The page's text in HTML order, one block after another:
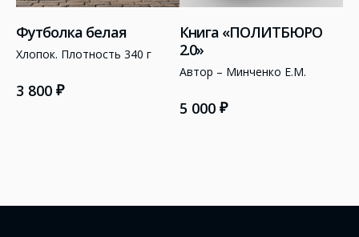
Футболка белая
Хлопок. Плотность 340 г
3 800 ₽
Книга «ПОЛИТБЮРО
2.0»
Автор – Минченко Е.М.
5 000 ₽